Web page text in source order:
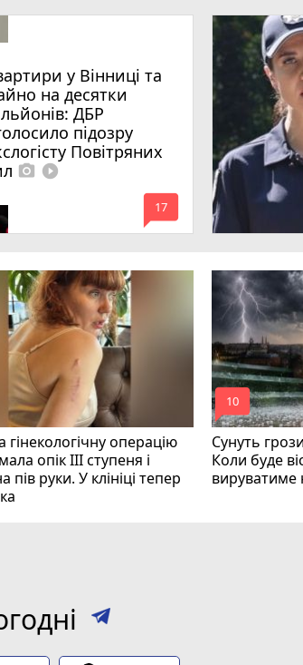
у Вінниці та
на десятки
ДБР
підозру
Повітряних
photo_camera play_circle_filled
mode_comment
17
гінекологічну операцію
опік ІІІ ступеня і
пів руки. У клініці тепер
Сунуть
Коли буде
вируватиме
mode_comment
10